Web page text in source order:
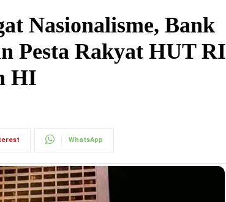
Nasionalisme, Bank
Pesta Rakyat HUT RI
HI
WhatsApp